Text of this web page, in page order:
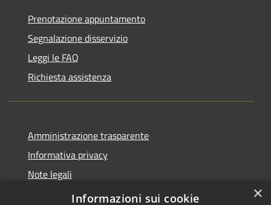
Prenotazione appuntamento
Segnalazione disservizio
Leggi le FAQ
Richiesta assistenza
Amministrazione trasparente
Informativa privacy
Note legali
Dichiarazione di accessibilità
×
Informazioni sui cookie